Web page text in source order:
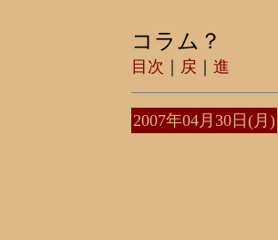
コラム？
目次 戻 進
2007年04月30日(月)